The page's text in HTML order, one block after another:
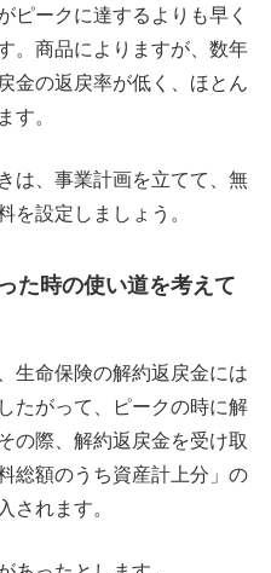
ピークに達するよりも早く
。商品によりますが、数年
金の返戻率が低く、ほとん
す。
は、事業計画を立てて、無
を設定しましょう。
た時の使い道を考えて
生命保険の解約返戻金には
たがって、ピークの時に解
の際、解約返戻金を受け取
総額のうち資産計上分」の
されます。